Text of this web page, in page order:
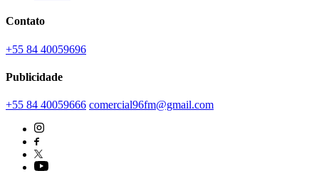
Contato
+55 84 40059696
Publicidade
+55 84 40059666 comercial96fm@gmail.com